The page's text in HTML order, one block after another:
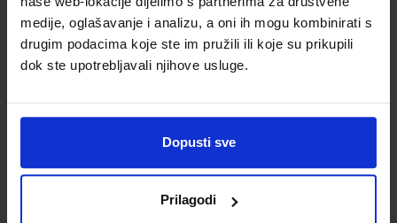
medije, oglašavanje i analizu, a oni ih mogu kombinirati s
drugim podacima koje ste im pružili ili koje su prikupili
dok ste upotrebljavali njihove usluge.
Dopusti sve
Prilagodi
Newsletter prijava
Prijavite se kako bi primali informacije o novim
pogodnostima